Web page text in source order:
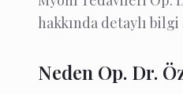
hakkında detaylı
Neden Op. Dr.